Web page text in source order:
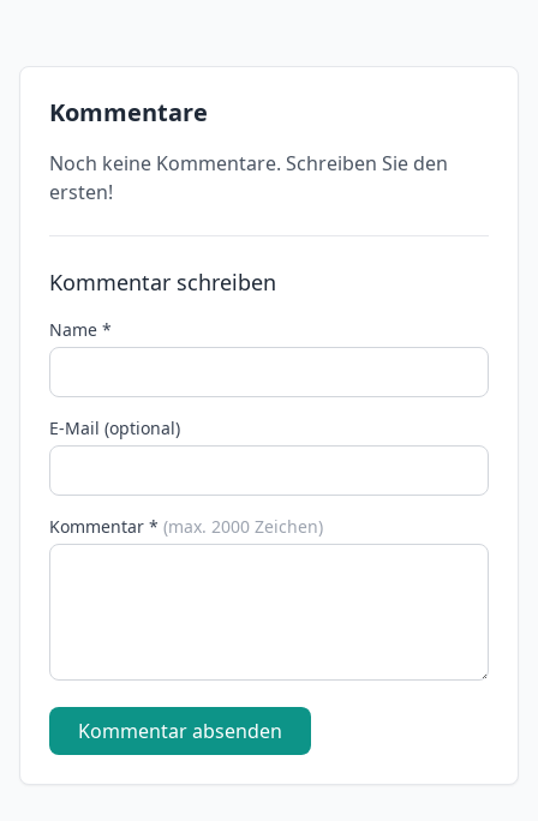
Kommentare
Noch keine Kommentare. Schreiben Sie den
ersten!
Kommentar schreiben
Name *
E-Mail (optional)
Kommentar * (max. 2000 Zeichen)
Kommentar absenden